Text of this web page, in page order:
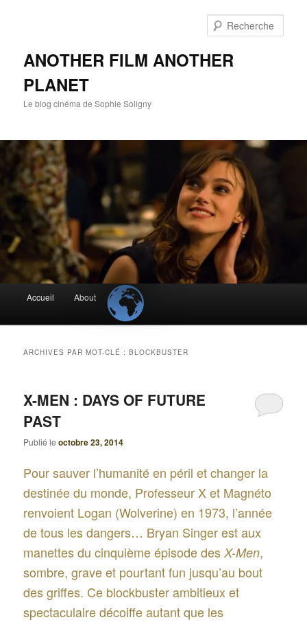
ANOTHER FILM ANOTHER
PLANET
Le blog cinéma de Sophie Soligny
principal
Accueil About
ARCHIVES PAR MOT-CLÉ :BLOCKBUSTER
X-MEN : DAYS OF FUTURE
PAST
Publié leoctobre 23, 2014
Pour sauver l’humanité en péril et changer la
destinée du monde, Professeur X et Magnéto
renvoient Logan (Wolverine) en 1973, l’année
de tous les dangers… Bryan Singer est aux
manettes du cinquième épisode desX-Men,
sombre, grave et pourtant fun jusqu’au bout
des griffes. Ce blockbuster ambitieux et
spectaculaire décoiffe autant que les